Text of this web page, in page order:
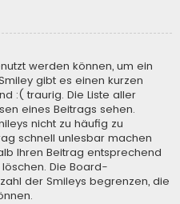
werden können, um ein
gibt es einen kurzen
:( traurig. Die Liste aller
eines Beitrags sehen.
nicht zu häufig zu
schnell unlesbar machen
Ihren Beitrag entsprechend
Die Board-
der Smileys begrenzen, die